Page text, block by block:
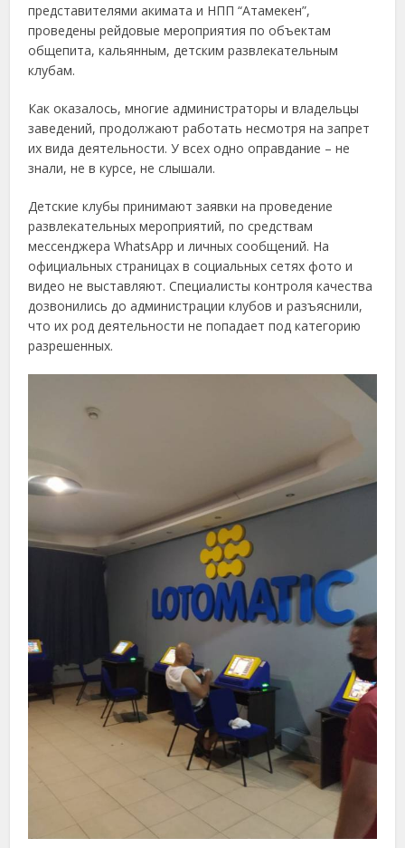
представителями акимата и НПП “Атамекен”,
проведены рейдовые мероприятия по объектам
общепита, кальянным, детским развлекательным
клубам.
Как оказалось, многие администраторы и владельцы
заведений, продолжают работать несмотря на запрет
их вида деятельности. У всех одно оправдание – не
знали, не в курсе, не слышали.
Детские клубы принимают заявки на проведение
развлекательных мероприятий, по средствам
мессенджера WhatsApp и личных сообщений. На
официальных страницах в социальных сетях фото и
видео не выставляют. Специалисты контроля качества
дозвонились до администрации клубов и разъяснили,
что их род деятельности не попадает под категорию
разрешенных.